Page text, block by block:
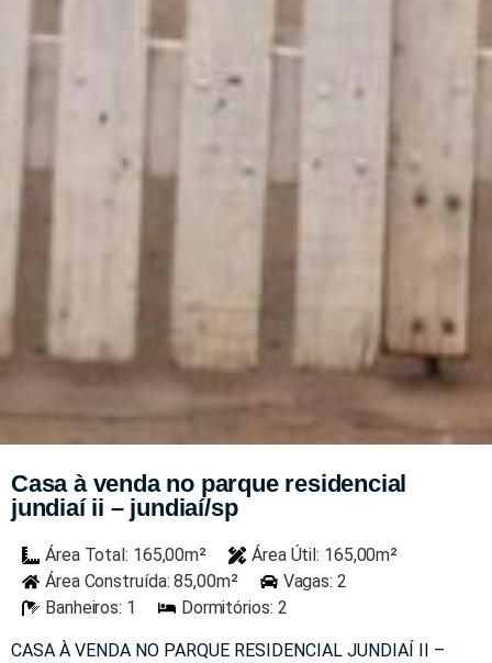
Casa à venda no parque residencial
jundiaí ii – jundiaí/sp
Área Total: 165,00m²
Área Útil: 165,00m²
Área Construída: 85,00m²
Vagas: 2
Banheiros: 1
Dormitórios: 2
CASA À VENDA NO PARQUE RESIDENCIAL JUNDIAÍ II –